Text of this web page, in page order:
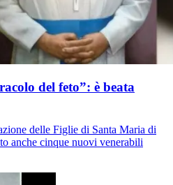
del feto”: è beata
delle Figlie di Santa Maria di
anche cinque nuovi venerabili